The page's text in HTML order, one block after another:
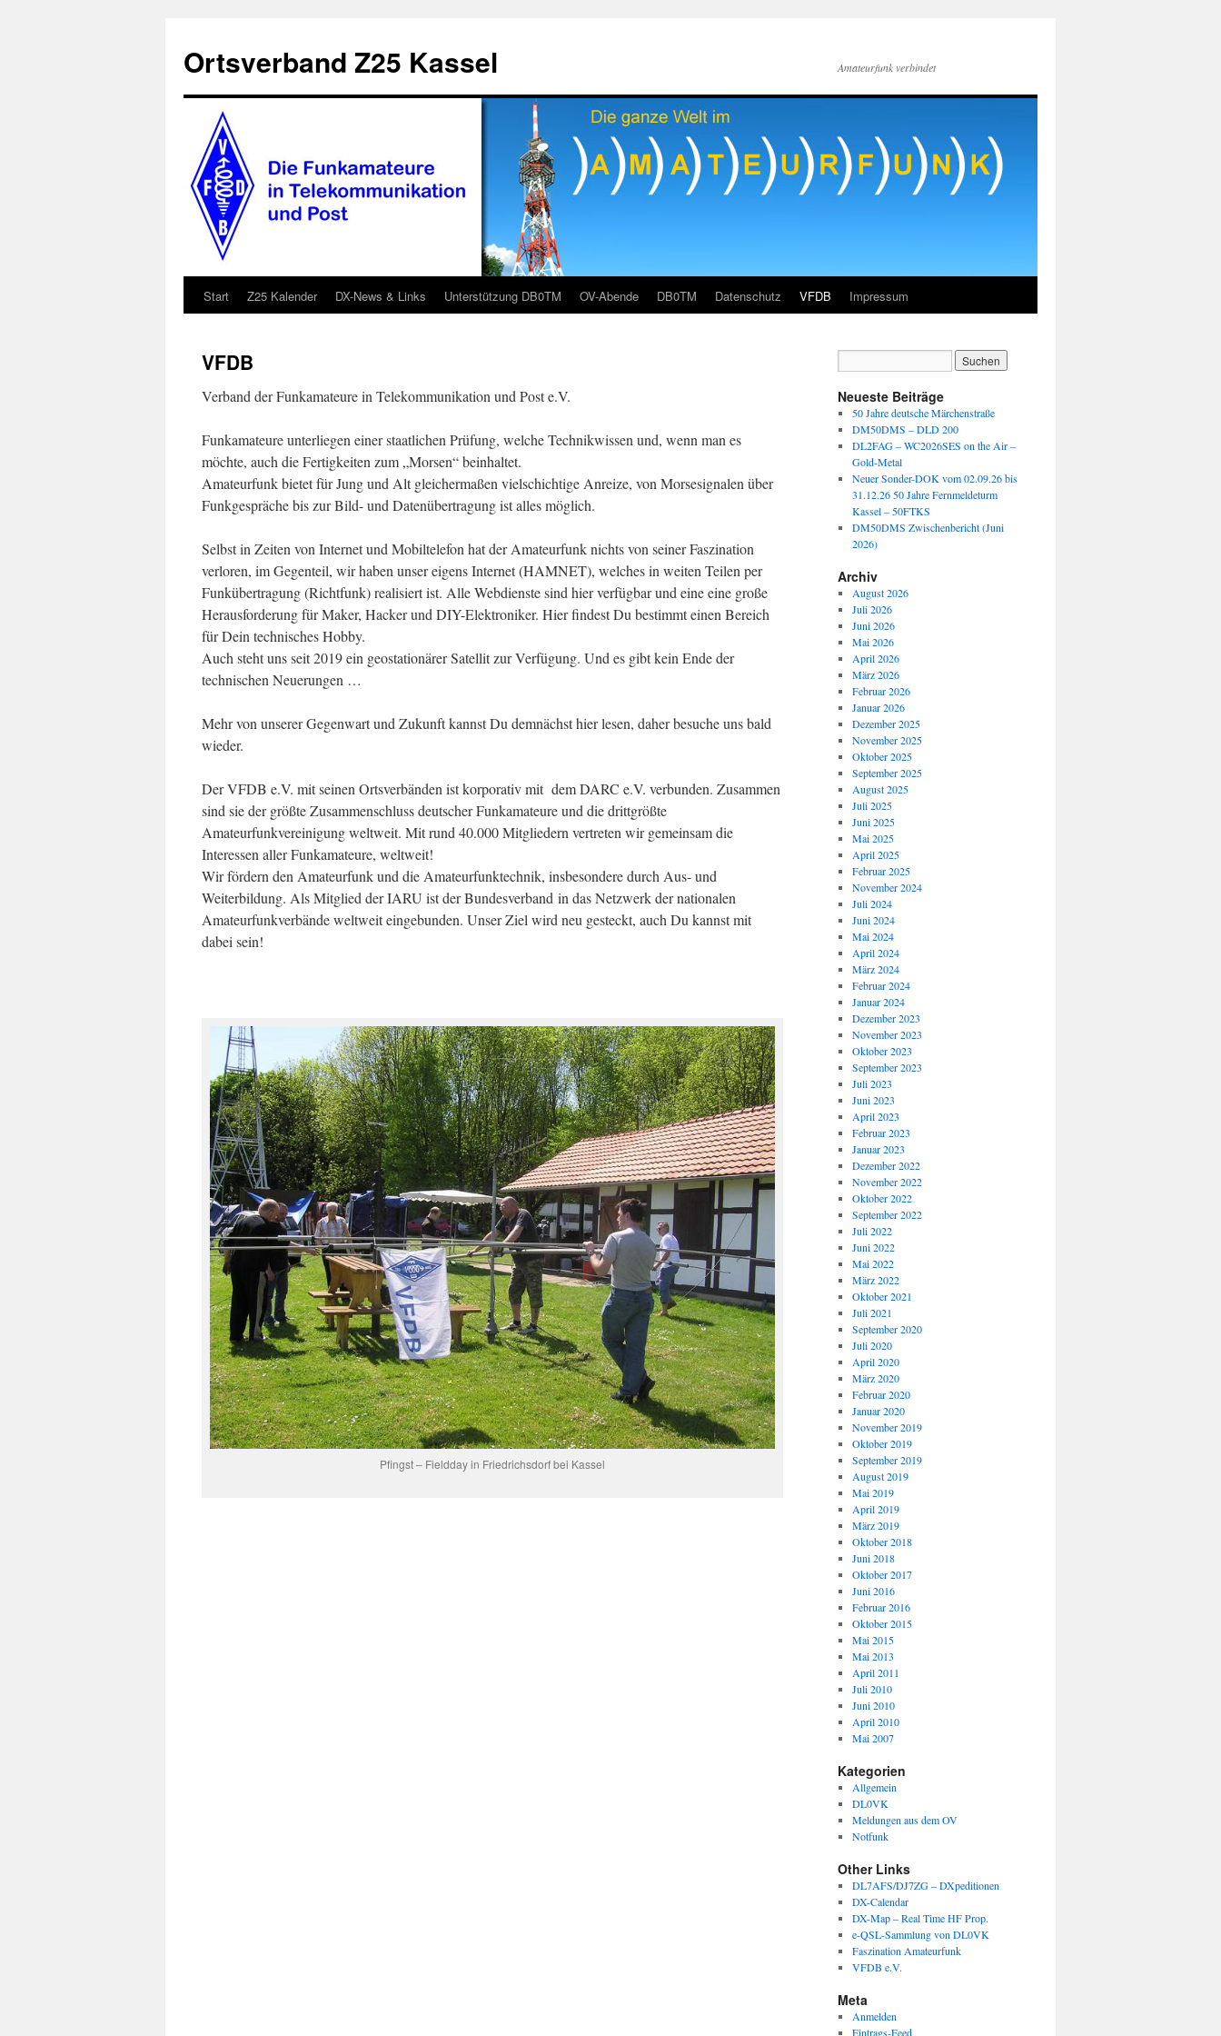
springen
Ortsverband Z25 Kassel Amateurfunk verbindet
Start Z25 Kalender DX-News & Links Unterstützung DB0TM OV-Abende DB0TM Datenschutz VFDB Impressum
VFDB
Verband der Funkamateure in Telekommunikation und Post e.V.
Funkamateure unterliegen einer staatlichen Prüfung, welche Technikwissen und, wenn man es
möchte, auch die Fertigkeiten zum „Morsen“ beinhaltet.
Amateurfunk bietet für Jung und Alt gleichermaßen vielschichtige Anreize, von Morsesignalen über
Funkgespräche bis zur Bild- und Datenübertragung ist alles möglich.
Selbst in Zeiten von Internet und Mobiltelefon hat der Amateurfunk nichts von seiner Faszination
verloren, im Gegenteil, wir haben unser eigens Internet (HAMNET), welches in weiten Teilen per
Funkübertragung (Richtfunk) realisiert ist. Alle Webdienste sind hier verfügbar und eine eine große
Herausforderung für Maker, Hacker und DIY-Elektroniker. Hier findest Du bestimmt einen Bereich
für Dein technisches Hobby.
Auch steht uns seit 2019 ein geostationärer Satellit zur Verfügung. Und es gibt kein Ende der
technischen Neuerungen …
Mehr von unserer Gegenwart und Zukunft kannst Du demnächst hier lesen, daher besuche uns bald
wieder.
Der VFDB e.V. mit seinen Ortsverbänden ist korporativ mit dem DARC e.V. verbunden. Zusammen
sind sie der größte Zusammenschluss deutscher Funkamateure und die drittgrößte
Amateurfunkvereinigung weltweit. Mit rund 40.000 Mitgliedern vertreten wir gemeinsam die
Interessen aller Funkamateure, weltweit!
Wir fördern den Amateurfunk und die Amateurfunktechnik, insbesondere durch Aus- und
Weiterbildung. Als Mitglied der IARU ist der Bundesverband in das Netzwerk der nationalen
Amateurfunkverbände weltweit eingebunden. Unser Ziel wird neu gesteckt, auch Du kannst mit
dabei sein!
Pfingst – Fieldday in Friedrichsdorf bei Kassel
Neueste Beiträge
50 Jahre deutsche Märchenstraße
DM50DMS – DLD 200
DL2FAG – WC2026SES on the Air –
Gold-Metal
Neuer Sonder-DOK vom 02.09.26 bis
31.12.26 50 Jahre Fernmeldeturm
Kassel – 50FTKS
DM50DMS Zwischenbericht (Juni
2026)
Archiv
August 2026
Juli 2026
Juni 2026
Mai 2026
April 2026
März 2026
Februar 2026
Januar 2026
Dezember 2025
November 2025
Oktober 2025
September 2025
August 2025
Juli 2025
Juni 2025
Mai 2025
April 2025
Februar 2025
November 2024
Juli 2024
Juni 2024
Mai 2024
April 2024
März 2024
Februar 2024
Januar 2024
Dezember 2023
November 2023
Oktober 2023
September 2023
Juli 2023
Juni 2023
April 2023
Februar 2023
Januar 2023
Dezember 2022
November 2022
Oktober 2022
September 2022
Juli 2022
Juni 2022
Mai 2022
März 2022
Oktober 2021
Juli 2021
September 2020
Juli 2020
April 2020
März 2020
Februar 2020
Januar 2020
November 2019
Oktober 2019
September 2019
August 2019
Mai 2019
April 2019
März 2019
Oktober 2018
Juni 2018
Oktober 2017
Juni 2016
Februar 2016
Oktober 2015
Mai 2015
Mai 2013
April 2011
Juli 2010
Juni 2010
April 2010
Mai 2007
Kategorien
Allgemein
DL0VK
Meldungen aus dem OV
Notfunk
Other Links
DL7AFS/DJ7ZG – DXpeditionen
DX-Calendar
DX-Map – Real Time HF Prop.
e-QSL-Sammlung von DL0VK
Faszination Amateurfunk
VFDB e.V.
Meta
Anmelden
Eintrags-Feed